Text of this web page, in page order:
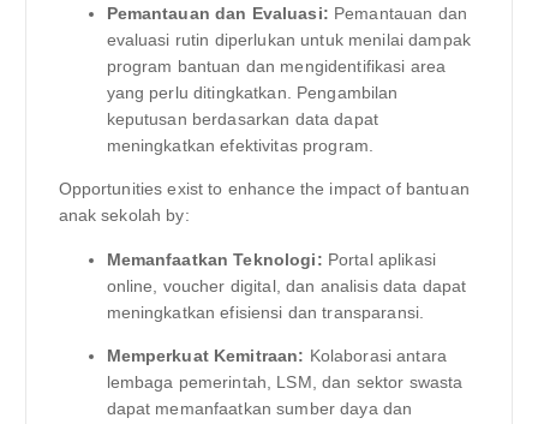
Pemantauan dan Evaluasi: Pemantauan dan
evaluasi rutin diperlukan untuk menilai dampak
program bantuan dan mengidentifikasi area
yang perlu ditingkatkan. Pengambilan
keputusan berdasarkan data dapat
meningkatkan efektivitas program.
Opportunities exist to enhance the impact of bantuan
anak sekolah by:
Memanfaatkan Teknologi: Portal aplikasi
online, voucher digital, dan analisis data dapat
meningkatkan efisiensi dan transparansi.
Memperkuat Kemitraan: Kolaborasi antara
lembaga pemerintah, LSM, dan sektor swasta
dapat memanfaatkan sumber daya dan